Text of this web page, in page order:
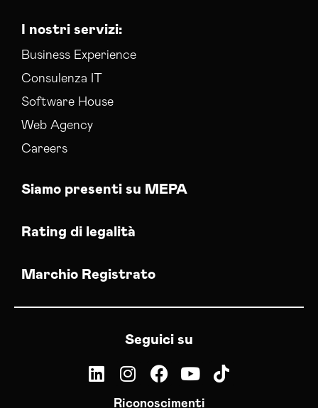
I nostri servizi:
Business Experience
Consulenza IT
Software House
Web Agency
Careers
Siamo presenti su MEPA
Rating di legalità
Marchio Registrato
Seguici su
Riconoscimenti